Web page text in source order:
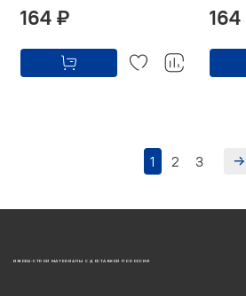
164 ₽
1 2 3
ИЖОРА-СТРОЙ МАТЕРИАЛЫ С ДОСТАВКОЙ ПО РОССИИ